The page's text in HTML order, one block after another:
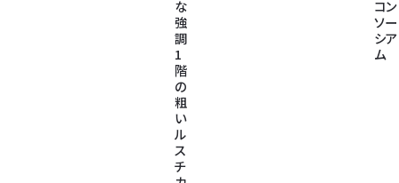
な
強
調
1
階
の
粗
い
ル
ス
チ
コン
ソー
シア
ム